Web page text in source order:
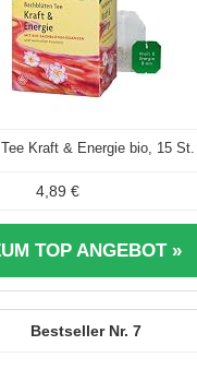
Kraft & Energie bio, 15
4,89 €
TOP ANGEBOT »
7